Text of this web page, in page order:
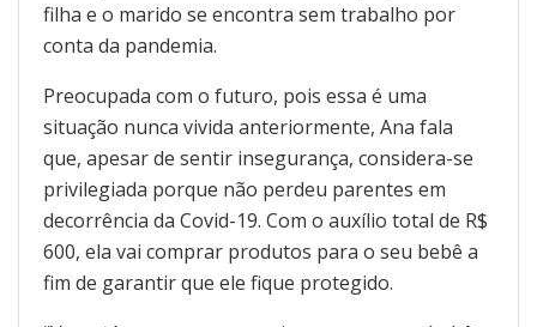
filha e o marido se encontra sem trabalho por
conta da pandemia.
Preocupada com o futuro, pois essa é uma
situação nunca vivida anteriormente, Ana fala
que, apesar de sentir insegurança, considera-se
privilegiada porque não perdeu parentes em
decorrência da Covid-19. Com o auxílio total de R$
600, ela vai comprar produtos para o seu bebê a
fim de garantir que ele fique protegido.